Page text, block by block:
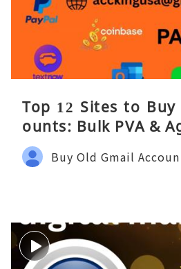
Top 12 Sites to Buy
ounts: Bulk PVA &
Buy Old Gmail Accoun